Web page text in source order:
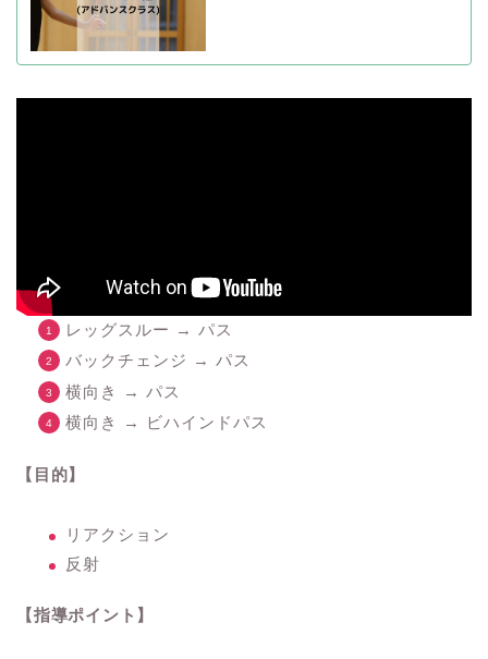
レッグスルー → パス
バックチェンジ → パス
横向き → パス
横向き → ビハインドパス
【目的】
リアクション
反射
【指導ポイント】